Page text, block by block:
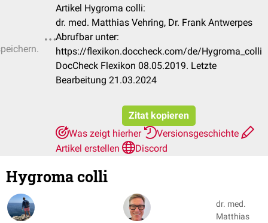
Artikel Hygroma colli:
dr. med. Matthias Vehring, Dr. Frank Antwerpes
Abrufbar unter:
https://flexikon.doccheck.com/de/Hygroma_colli
DocCheck Flexikon 08.05.2019. Letzte
Bearbeitung 21.03.2024
Zitat kopieren
Was zeigt hierher
Versionsgeschichte
Artikel erstellen
Discord
Hygroma colli
dr. med.
Matthias